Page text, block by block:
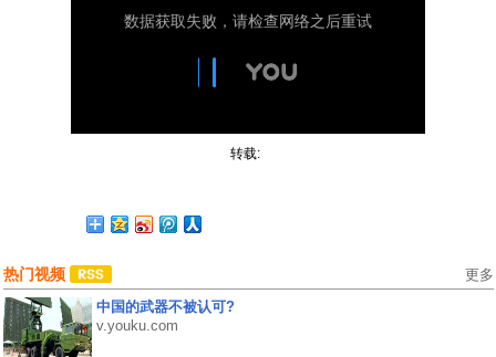
转载:
热门视频 更多
中国的武器不被认可?
v.youku.com